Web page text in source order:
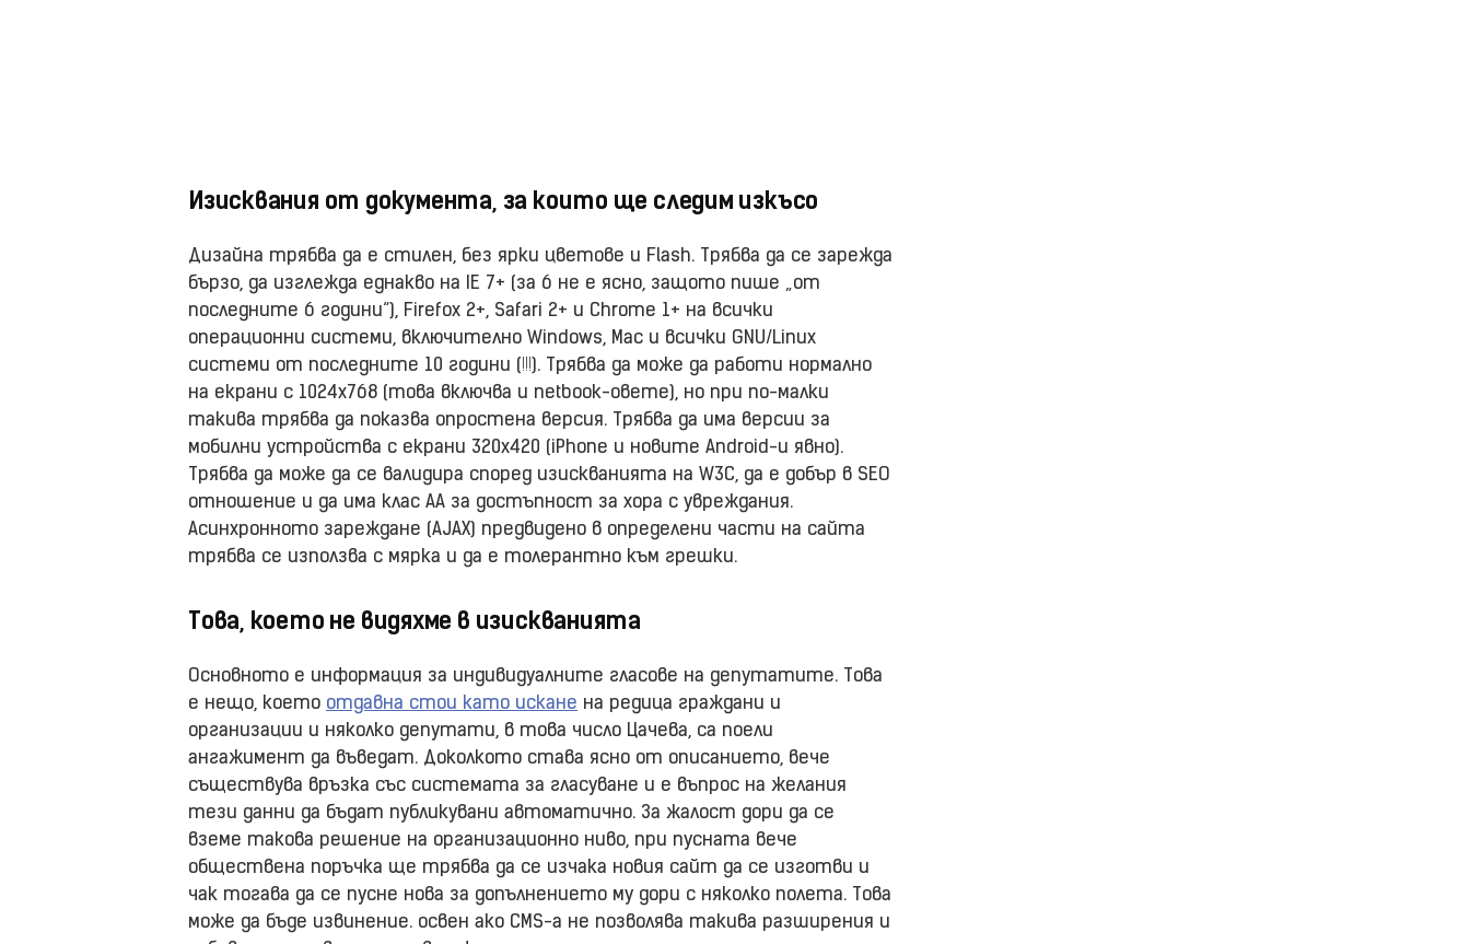
Изисквания от документа, за които ще следим изкъсо
Дизайна трябва да е стилен, без ярки цветове и Flash. Трябва да се зарежда
бързо, да изглежда еднакво на IE 7+ (за 6 не е ясно, защото пише „от
последните 6 години“), Firefox 2+, Safari 2+ и Chrome 1+ на всички
операционни системи, включително Windows, Маc и всички GNU/Linux
системи от последните 10 години (!!!). Трябва да може да работи нормално
на екрани с 1024х768 (това включва и netbook-овете), но при по-малки
такива трябва да показва опростена версия. Трябва да има версии за
мобилни устройства с екрани 320х420 (iPhone и новите Android-и явно).
Трябва да може да се валидира според изискванията на W3C, да е добър в SEO
отношение и да има клас АА за достъпност за хора с увреждания.
Асинхронното зареждане (AJAX) предвидено в определени части на сайта
трябва се използва с мярка и да е толерантно към грешки.
Това, което не видяхме в изискванията
Основното е информация за индивидуалните гласове на депутатите. Това
е нещо, което отдавна стои като искане на редица граждани и
организации и няколко депутати, в това число Цачева, са поели
ангажимент да въведат. Доколкото става ясно от описанието, вече
съществува връзка със системата за гласуване и е въпрос на желания
тези данни да бъдат публикувани автоматично. За жалост дори да се
вземе такова решение на организационно ниво, при пусната вече
обществена поръчка ще трябва да се изчака новия сайт да се изготви и
чак тогава да се пусне нова за допълнението му дори с няколко полета. Това
може да бъде извинение. освен ако CMS-а не позволява такива разширения и